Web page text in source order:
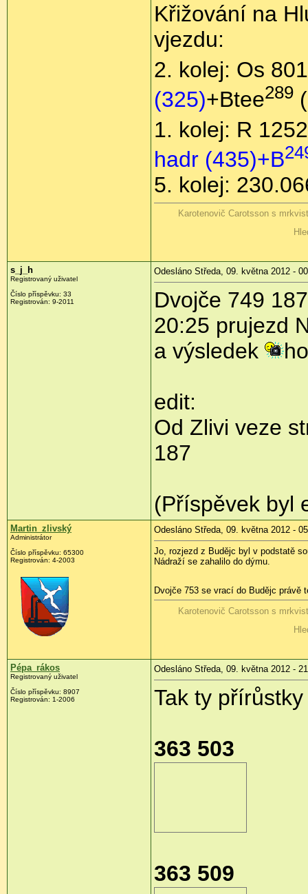
Křižování na
vjezdu:
2. kolej: Os
(325)+Btee289
1. kolej: R
hadr (435)+B
5. kolej:
Karotenovič Carotsson s
s_j_h
Registrovaný uživatel
Číslo příspěvku: 33
Registrován: 9-2011
Odesláno Středa, 09. května 2012 -
Dvojče 749
20:25 prujezd
a výsledek
edit:
Od Zlivi veze
187
(Příspěvek byl
Martin_zlivský
Administrátor
Číslo příspěvku: 65300
Registrován: 4-2003
Odesláno Středa, 09. května 2012 -
Jo, rozjezd z Budějc byl v podstatě
Nádraží se zahalilo do dýmu.
Dvojče 753 se vrací do Budějc
Karotenovič Carotsson s
Pépa_rákos
Registrovaný uživatel
Číslo příspěvku: 8907
Registrován: 1-2006
Odesláno Středa, 09. května 2012 -
Tak ty
363 503
363 509